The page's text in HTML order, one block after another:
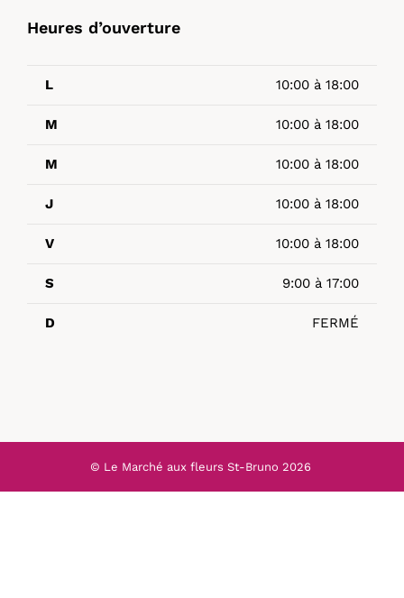
Heures d’ouverture
L 10:00 à 18:00
M 10:00 à 18:00
M 10:00 à 18:00
J 10:00 à 18:00
V 10:00 à 18:00
S 9:00 à 17:00
D FERMÉ
© Le Marché aux fleurs St-Bruno 2026